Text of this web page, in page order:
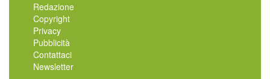
Redazione
Copyright
Privacy
Pubblicità
Contattaci
Newsletter